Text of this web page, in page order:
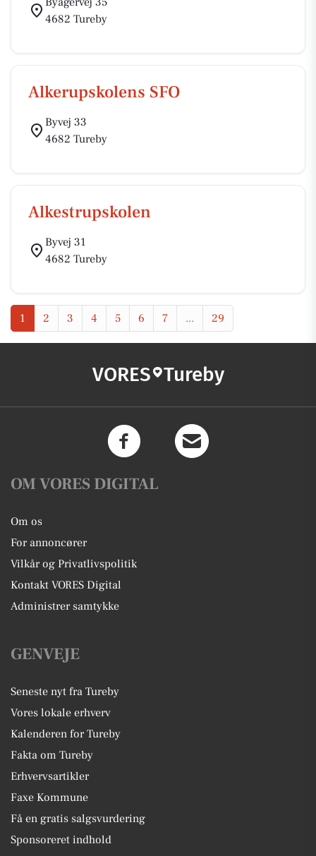
4682 Tureby
Alkerupskolens SFO
Byvej 33
4682 Tureby
Alkestrupskolen
Byvej 31
4682 Tureby
1 2 3 4 5 6 7 ... 29
VORES Tureby
OM VORES DIGITAL
Om os
For annoncører
Vilkår og Privatlivspolitik
Kontakt VORES Digital
Administrer samtykke
GENVEJE
Seneste nyt fra Tureby
Vores lokale erhverv
Kalenderen for Tureby
Fakta om Tureby
Erhvervsartikler
Faxe Kommune
Få en gratis salgsvurdering
Sponsoreret indhold